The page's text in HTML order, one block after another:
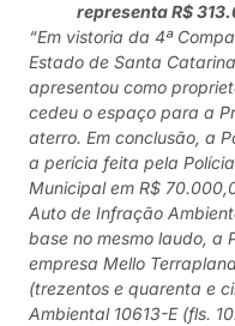
representa R$
“Em vistoria da 4ª
Estado de Santa
apresentou como
cedeu o espaço para a
aterro. Em conclusão, a
a perícia feita pela
Municipal em R$
Auto de Infração
base no mesmo laudo, a
empresa Mello
(trezentos e quarenta e
Ambiental 10613-E (fls.